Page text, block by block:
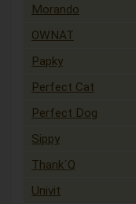
Morando
OWNAT
Papky
Perfect Cat
Perfect Dog
Sippy
Thank´Q
Univit